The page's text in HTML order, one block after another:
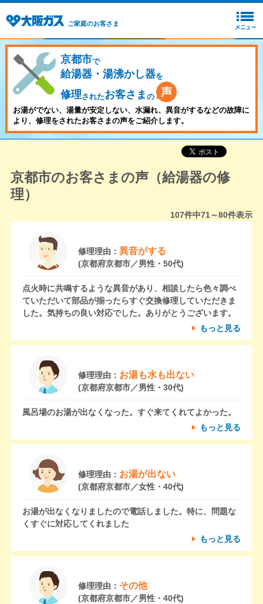
ご家庭のお客さま
京都市で
給湯器・湯沸かし器を
修理されたお客さま の
お湯がでない、湯量が安定しない、水漏れ、異音がするなどの故障に
より、修理をされたお客さまの声をご紹介します。
京都市のお客さまの声（給湯器の修
理）
107件中71～80件表示
修理理由： 異音がする
(京都府京都市／男性・50代)
点火時に共鳴するような異音があり、相談したら色々調べ
ていただいて部品が揃ったらすぐ交換修理していただきま
した。気持ちの良い対応でした。ありがとうございます。
もっと見る
修理理由： お湯も水も出ない
(京都府京都市／男性・30代)
風呂場のお湯が出なくなった。すぐ来てくれてよかった。
もっと見る
修理理由： お湯が出ない
(京都府京都市／女性・40代)
お湯が出なくなりましたので電話しました。特に、問題な
くすぐに対応してくれました
もっと見る
修理理由： その他
(京都府京都市／男性・40代)